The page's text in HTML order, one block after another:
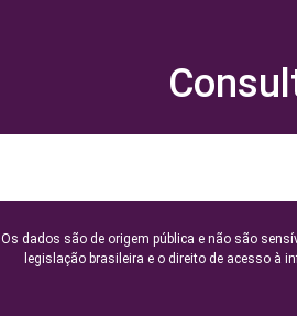
Os dados são de origem pública e não são
legislação brasileira e o direito de acesso à